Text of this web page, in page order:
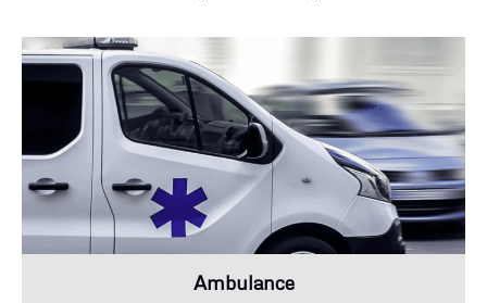
Ambulance